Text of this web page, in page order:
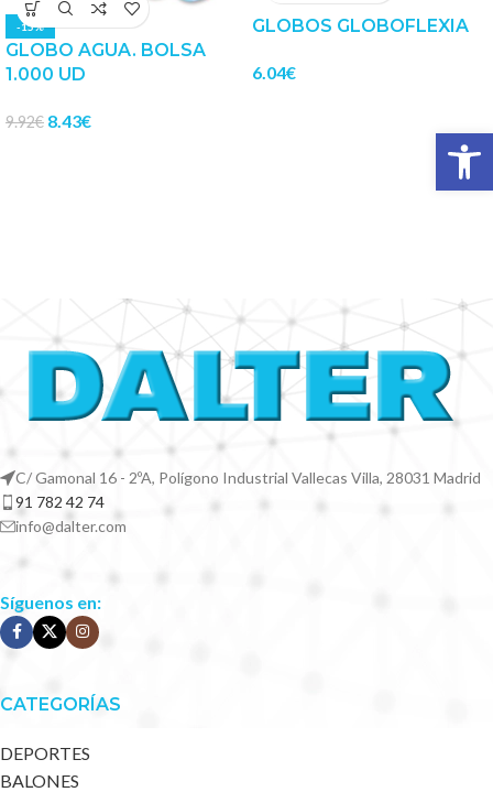
-15%
GLOBO AGUA. BOLSA
1.000 UD
9.92€ 8.43€
GLOBOS GLOBOFLEXIA
6.04€
C/ Gamonal 16 - 2ºA, Polígono Industrial Vallecas Villa, 28031 Madrid
91 782 42 74
info@dalter.com
Síguenos en:
CATEGORÍAS
DEPORTES
BALONES
Abrir